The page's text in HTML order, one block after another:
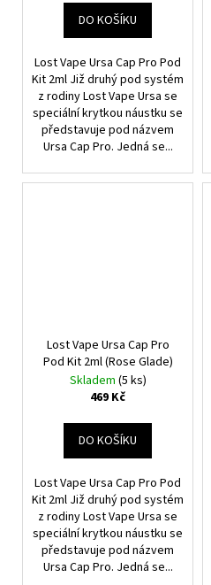
DO KOŠÍKU
Lost Vape Ursa Cap Pro Pod
Kit 2ml Již druhý pod systém
z rodiny Lost Vape Ursa se
speciální krytkou náustku se
představuje pod názvem
Ursa Cap Pro. Jedná se...
Lost Vape Ursa Cap Pro
Pod Kit 2ml (Rose Glade)
Skladem (5 ks)
469 Kč
DO KOŠÍKU
Lost Vape Ursa Cap Pro Pod
Kit 2ml Již druhý pod systém
z rodiny Lost Vape Ursa se
speciální krytkou náustku se
představuje pod názvem
Ursa Cap Pro. Jedná se...